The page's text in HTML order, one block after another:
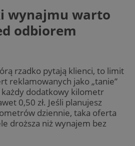
wynajmu warto
odbiorem
rzadko pytają klienci, to limit
reklamowanych jako „tanie”
dodatkowy kilometr
0,50 zł. Jeśli planujesz
dziennie, taka oferta
droższa niż wynajem bez